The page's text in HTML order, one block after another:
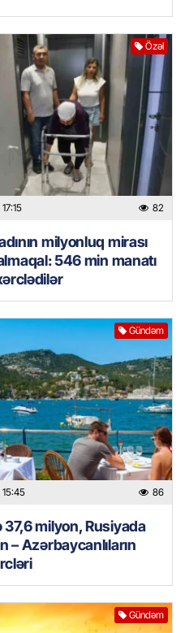
Özəl
82
milyonluq mirası
546 min manatı
Gündəm
86
milyon, Rusiyada
– Azərbaycanlıların
Gündəm